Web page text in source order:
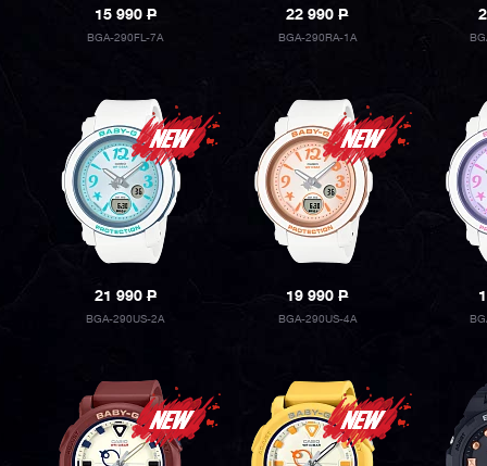
15 990P
BGA-290FL-7A
22 990P
BGA-290RA-1A
21 990P
BGA-290US-2A
19 990P
BGA-290US-4A